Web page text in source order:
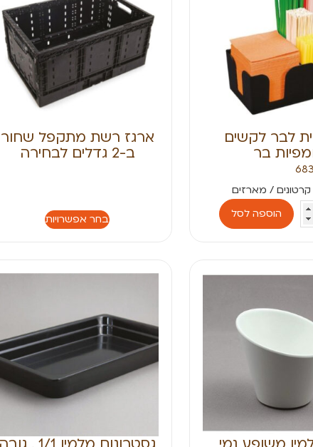
לבר לקשים
בר
הוספה לסל
ארגז רשת מתקפל שחור
ב-2 גדלים לבחירה
בחר אפשרויות